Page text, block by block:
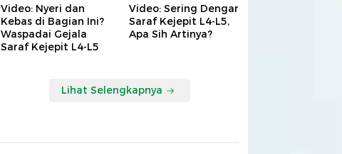
Video: Nyeri dan
Kebas di Bagian Ini?
Waspadai Gejala
Saraf Kejepit L4-L5
Video: Sering Dengar
Saraf Kejepit L4-L5,
Apa Sih Artinya?
Lihat Selengkapnya